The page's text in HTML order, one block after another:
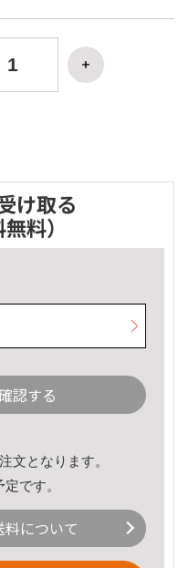
け取る
無料）
認する
文となります。
です。
について